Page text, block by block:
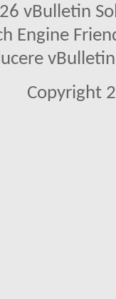
vBulletin
Engine
Copyright